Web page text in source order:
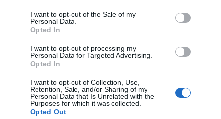
I want to opt-out of the Sale of my
Personal Data.
Opted In
I want to opt-out of processing my
Personal Data for Targeted Advertising.
Opted In
I want to opt-out of Collection, Use,
Retention, Sale, and/or Sharing of my
Personal Data that Is Unrelated with the
Purposes for which it was collected.
Opted Out